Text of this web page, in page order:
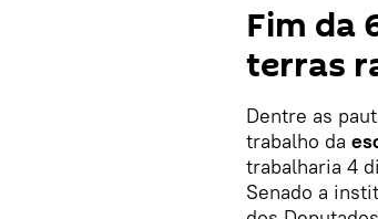
Fim da
terras
Dentre as
trabalho da
trabalharia 4
Senado a